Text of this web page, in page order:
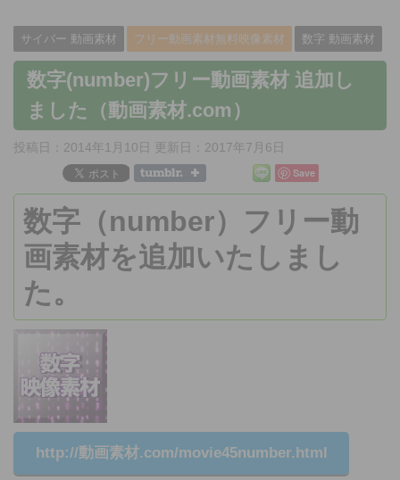
サイバー 動画素材 フリー動画素材無料映像素材 数字 動画素材
数字(number)フリー動画素材 追加し
ました（動画素材.com）
投稿日：2014年1月10日 更新日： 2017年7月6日
Save
数字 （number）フリー動
画素材を追加いたしまし
た。
http://動画素材.com/movie45number.html